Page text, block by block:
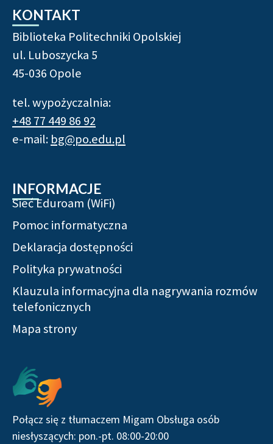
KONTAKT
Biblioteka Politechniki Opolskiej
ul. Luboszycka 5
45-036 Opole
tel. wypożyczalnia:
+48 77 449 86 92
e-mail: bg@po.edu.pl
INFORMACJE
Sieć Eduroam (WiFi)
Pomoc informatyczna
Deklaracja dostępności
Polityka prywatności
Klauzula informacyjna dla nagrywania rozmów
telefonicznych
Mapa strony
Połącz się z tłumaczem Migam Obsługa osób
niesłyszących: pon.-pt. 08:00-20:00